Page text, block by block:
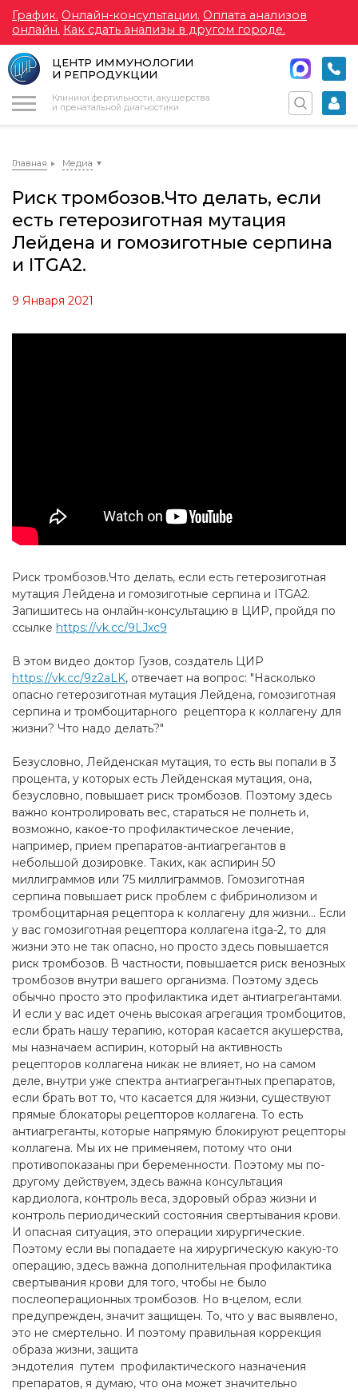
График. Онлайн-консультации. Оплата анализов
онлайн. Как сдать анализы в другом городе.
ЦЕНТР ИММУНОЛОГИИ
И РЕПРОДУКЦИИ
Клиники фертильности, акушерства
и пренатальной диагностики
Главная Медиа
Риск тромбозов.Что делать, если
есть гетерозиготная мутация
Лейдена и гомозиготные серпина
и ITGA2.
9 Января 2021
Риск тромбозов.Что делать, если есть гетерозиготная
мутация Лейдена и гомозиготные серпина и ITGA2.
Запишитесь на онлайн-консультацию в ЦИР, пройдя по
ссылке https://vk.cc/9LJxc9
В этом видео доктор Гузов, создатель ЦИР
https://vk.cc/9z2aLK, отвечает на вопрос: "Насколько
опасно гетерозиготная мутация Лейдена, гомозиготная
серпина и тромбоцитарного рецептора к коллагену для
жизни? Что надо делать?"
Безусловно, Лейденская мутация, то есть вы попали в 3
процента, у которых есть Лейденская мутация, она,
безусловно, повышает риск тромбозов. Поэтому здесь
важно контролировать вес, стараться не полнеть и,
возможно, какое-то профилактическое лечение,
например, прием препаратов-антиагрегантов в
небольшой дозировке. Таких, как аспирин 50
миллиграммов или 75 миллиграммов. Гомозиготная
серпина повышает риск проблем с фибринолизом и
тромбоцитарная рецептора к коллагену для жизни... Если
у вас гомозиготная рецептора коллагена itga-2, то для
жизни это не так опасно, но просто здесь повышается
риск тромбозов. В частности, повышается риск венозных
тромбозов внутри вашего организма. Поэтому здесь
обычно просто это профилактика идет антиагрегантами.
И если у вас идет очень высокая агрегация тромбоцитов,
если брать нашу терапию, которая касается акушерства,
мы назначаем аспирин, который на активность
рецепторов коллагена никак не влияет, но на самом
деле, внутри уже спектра антиагрегантных препаратов,
если брать вот то, что касается для жизни, существуют
прямые блокаторы рецепторов коллагена. То есть
антиагреганты, которые напрямую блокируют рецепторы
коллагена. Мы их не применяем, потому что они
противопоказаны при беременности. Поэтому мы по-
другому действуем, здесь важна консультация
кардиолога, контроль веса, здоровый образ жизни и
контроль периодический состояния свертывания крови.
И опасная ситуация, это операции хирургические.
Поэтому если вы попадаете на хирургическую какую-то
операцию, здесь важна дополнительная профилактика
свертывания крови для того, чтобы не было
послеоперационных тромбозов. Но в-целом, если
предупрежден, значит защищен. То, что у вас выявлено,
это не смертельно. И поэтому правильная коррекция
образа жизни, защита
эндотелия путем профилактического назначения
препаратов, я думаю, что она может значительно